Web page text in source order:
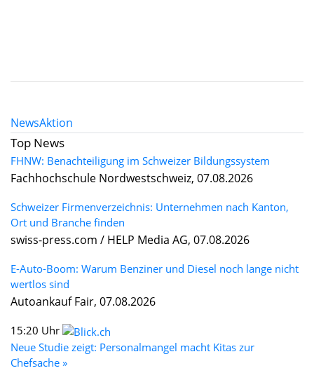
NewsAktion
Top News
FHNW: Benachteiligung im Schweizer Bildungssystem
Fachhochschule Nordwestschweiz, 07.08.2026
Schweizer Firmenverzeichnis: Unternehmen nach Kanton,
Ort und Branche finden
swiss-press.com / HELP Media AG, 07.08.2026
E-Auto-Boom: Warum Benziner und Diesel noch lange nicht
wertlos sind
Autoankauf Fair, 07.08.2026
15:20 Uhr
Neue Studie zeigt: Personalmangel macht Kitas zur
Chefsache »